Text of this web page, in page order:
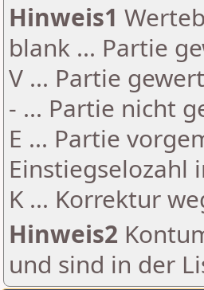
Hinweis1
blank ... Partie
V ... Partie
- ... Partie nicht
E ... Partie
Einstiegselozahl
K ... Korrektur
Hinweis2
und sind in der